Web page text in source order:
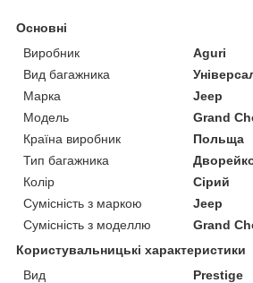
Основні
Виробник
Aguri
Вид багажника
Марка
Jeep
Модель
Grand
Країна виробник
Польща
Тип багажника
Колір
Сірий
Сумісність з маркою
Jeep
Сумісність з моделлю
Grand
Користувальницькі характеристики
Вид
Prestige